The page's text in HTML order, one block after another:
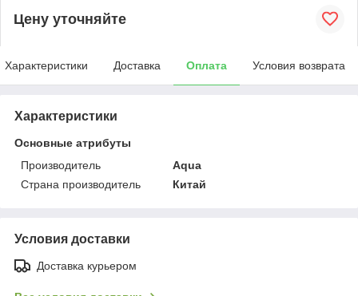
Цену уточняйте
Характеристики Доставка Оплата Условия возврата
Характеристики
Основные атрибуты
Производитель
Aqua
Страна производитель
Китай
Условия доставки
Доставка курьером